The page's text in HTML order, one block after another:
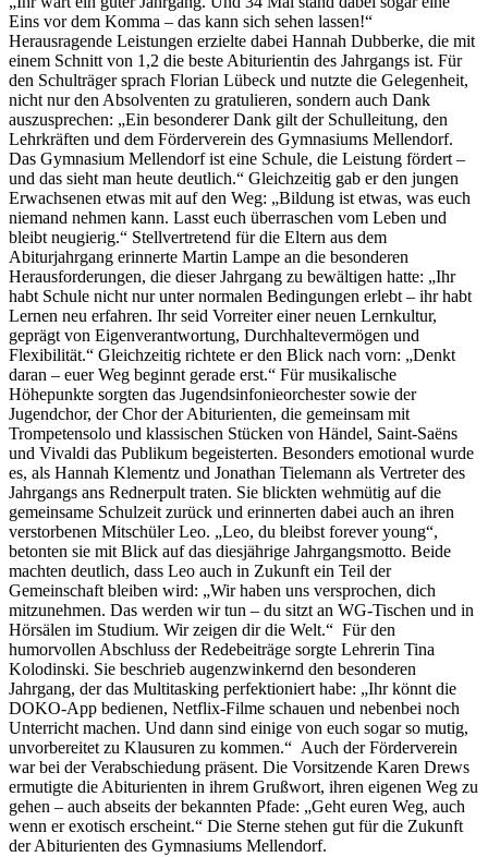
Eins vor dem Komma – das kann sich sehen lassen!“
Herausragende Leistungen erzielte dabei Hannah Dubberke, die mit
einem Schnitt von 1,2 die beste Abiturientin des Jahrgangs ist. Für
den Schulträger sprach Florian Lübeck und nutzte die Gelegenheit,
nicht nur den Absolventen zu gratulieren, sondern auch Dank
auszusprechen: „Ein besonderer Dank gilt der Schulleitung, den
Lehrkräften und dem Förderverein des Gymnasiums Mellendorf.
Das Gymnasium Mellendorf ist eine Schule, die Leistung fördert –
und das sieht man heute deutlich.“ Gleichzeitig gab er den jungen
Erwachsenen etwas mit auf den Weg: „Bildung ist etwas, was euch
niemand nehmen kann. Lasst euch überraschen vom Leben und
bleibt neugierig.“ Stellvertretend für die Eltern aus dem
Abiturjahrgang erinnerte Martin Lampe an die besonderen
Herausforderungen, die dieser Jahrgang zu bewältigen hatte: „Ihr
habt Schule nicht nur unter normalen Bedingungen erlebt – ihr habt
Lernen neu erfahren. Ihr seid Vorreiter einer neuen Lernkultur,
geprägt von Eigenverantwortung, Durchhaltevermögen und
Flexibilität.“ Gleichzeitig richtete er den Blick nach vorn: „Denkt
daran – euer Weg beginnt gerade erst.“ Für musikalische
Höhepunkte sorgten das Jugendsinfonieorchester sowie der
Jugendchor, der Chor der Abiturienten, die gemeinsam mit
Trompetensolo und klassischen Stücken von Händel, Saint-Saëns
und Vivaldi das Publikum begeisterten. Besonders emotional wurde
es, als Hannah Klementz und Jonathan Tielemann als Vertreter des
Jahrgangs ans Rednerpult traten. Sie blickten wehmütig auf die
gemeinsame Schulzeit zurück und erinnerten dabei auch an ihren
verstorbenen Mitschüler Leo. „Leo, du bleibst forever young“,
betonten sie mit Blick auf das diesjährige Jahrgangsmotto. Beide
machten deutlich, dass Leo auch in Zukunft ein Teil der
Gemeinschaft bleiben wird: „Wir haben uns versprochen, dich
mitzunehmen. Das werden wir tun – du sitzt an WG-Tischen und in
Hörsälen im Studium. Wir zeigen dir die Welt.“ Für den
humorvollen Abschluss der Redebeiträge sorgte Lehrerin Tina
Kolodinski. Sie beschrieb augenzwinkernd den besonderen
Jahrgang, der das Multitasking perfektioniert habe: „Ihr könnt die
DOKO-App bedienen, Netflix-Filme schauen und nebenbei noch
Unterricht machen. Und dann sind einige von euch sogar so mutig,
unvorbereitet zu Klausuren zu kommen.“ Auch der Förderverein
war bei der Verabschiedung präsent. Die Vorsitzende Karen Drews
ermutigte die Abiturienten in ihrem Grußwort, ihren eigenen Weg zu
gehen – auch abseits der bekannten Pfade: „Geht euren Weg, auch
wenn er exotisch erscheint.“ Die Sterne stehen gut für die Zukunft
der Abiturienten des Gymnasiums Mellendorf.